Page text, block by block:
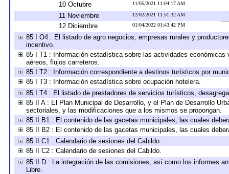
10 Octubre 11/05/2021 11:04:17 AM
11 Noviembre 12/02/2021 11:51:32 AM
12 Diciembre 01/04/2022 01:43:42 PM
85 I O4 : El listado de agro negocios, empresas rurales y
incentivo.
85 I T1 : Información estadística sobre las actividades
aéreos, flujos carreteros.
85 I T2 : Información correspondiente a destinos turísticos por
85 I T3 : Información estadística sobre ocupación hotelera.
85 I T4 : El listado de prestadores de servicios turísticos,
85 II A : El Plan Municipal de Desarrollo, y el Plan de Desarrollo
sectoriales, y las modificaciones que a los mismos se propongan.
85 II B1 : El contenido de las gacetas municipales, las cuales
85 II B2 : El contenido de las gacetas municipales, las cuales
85 II C1 : Calendario de sesiones del Cabildo.
85 II C2 : Calendario de sesiones del Cabildo.
85 II D : La integración de las comisiones, así como los informes
Libre.